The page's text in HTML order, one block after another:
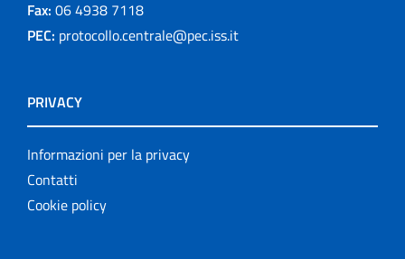
Fax: 06 4938 7118
PEC: protocollo.centrale@pec.iss.it
PRIVACY
Informazioni per la privacy
Contatti
Cookie policy